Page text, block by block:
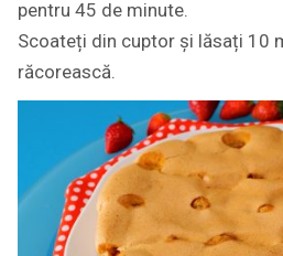
pentru 45 de minute.
Scoateți din cuptor și lăsați 10
răcorească.